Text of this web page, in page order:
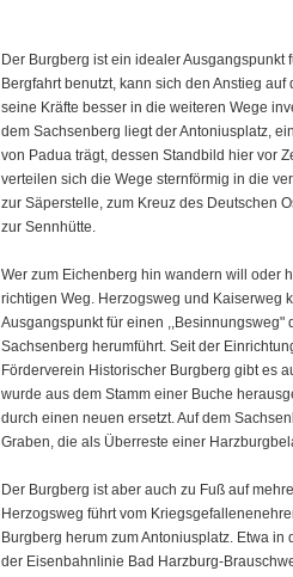
Der Burgberg ist ein idealer
Bergfahrt benutzt, kann sich den Anstieg
seine Kräfte besser in die weiteren Wege
dem Sachsenberg liegt der Antoniusplatz,
von Padua trägt, dessen Standbild hier vor
verteilen sich die Wege sternförmig in die
zur Säperstelle, zum Kreuz des Deutschen
zur Sennhütte.
Wer zum Eichenberg hin wandern will oder
richtigen Weg. Herzogsweg und Kaiserweg
Ausgangspunkt für einen ,,Besinnungsweg"
Sachsenberg herumführt. Seit der
Förderverein Historischer Burgberg gibt es
wurde aus dem Stamm einer Buche
durch einen neuen ersetzt. Auf dem
Graben, die als Überreste einer
Der Burgberg ist aber auch zu Fuß auf
Herzogsweg führt vom
Burgberg herum zum Antoniusplatz. Etwa
der Eisenbahnlinie Bad Harzburg-